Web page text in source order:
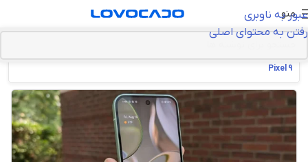
عبور به ناوبری
رفتن به محتوای اصلی
منو
Pixel 9